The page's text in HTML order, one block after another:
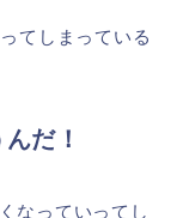
てしまっている
だ！
なっていってし